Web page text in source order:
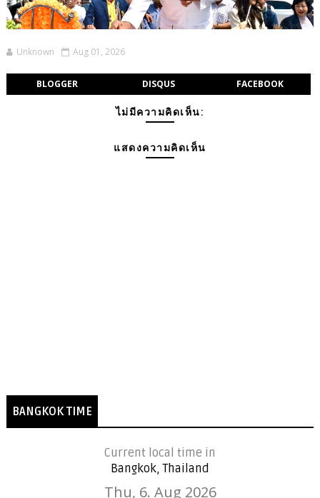
Unknown Aug 01, 2026
BLOGGER DISQUS FACEBOOK
ไม่มีความคิดเห็น:
แสดงความคิดเห็น
BANGKOK TIME
Current local time in
Bangkok, Thailand